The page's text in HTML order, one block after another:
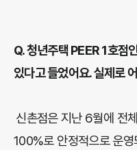
Q.청년주택 PEER 1호점
있다고 들었어요. 실제로
신촌점은 지난 6월에 전
100%로 안정적으로 운